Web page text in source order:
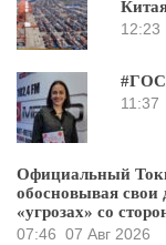
12:23
11:37
Официальный
обосновывая свои
«угрозах» со
07:46 07 Авг 2026